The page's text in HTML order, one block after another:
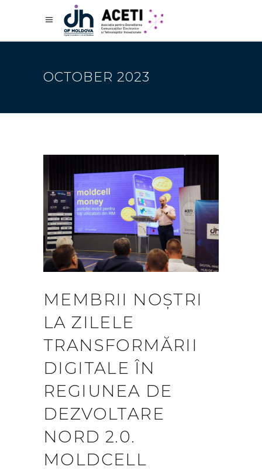
OCTOBER 2023
MEMBRII NOȘTRI
LA ZILELE
TRANSFORMĂRII
DIGITALE ÎN
REGIUNEA DE
DEZVOLTARE
NORD 2.0.
MOLDCELL